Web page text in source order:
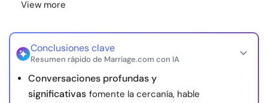
View more
Conclusiones clave
Resumen rápido de Marriage.com con IA
Conversaciones profundas y
significativas fomente la cercanía, hable